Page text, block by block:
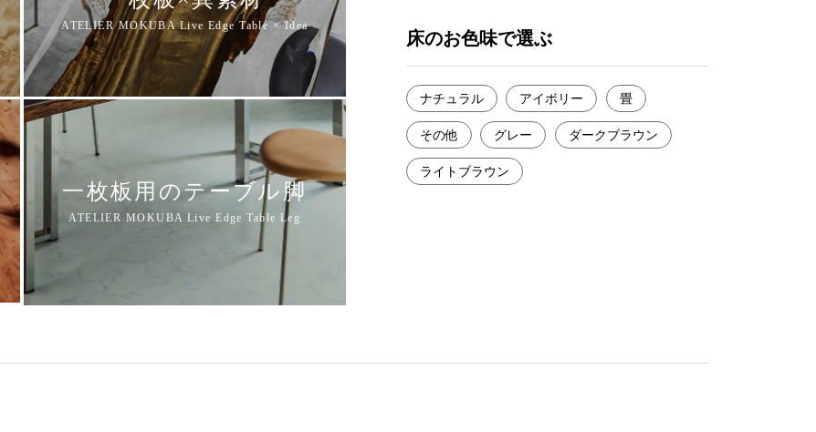
一枚板用のテーブル脚
床のお色味で選ぶ
ナチュラル アイボリー 畳
その他 グレー ダークブラウン
ライトブラウン